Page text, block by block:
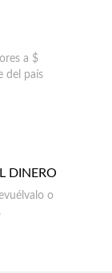
a $
del país
DINERO
o